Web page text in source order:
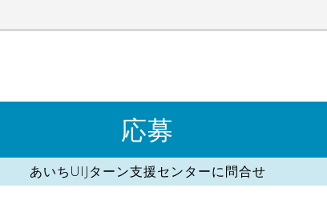
応募
あいちUIJターン支援センターに問合せ